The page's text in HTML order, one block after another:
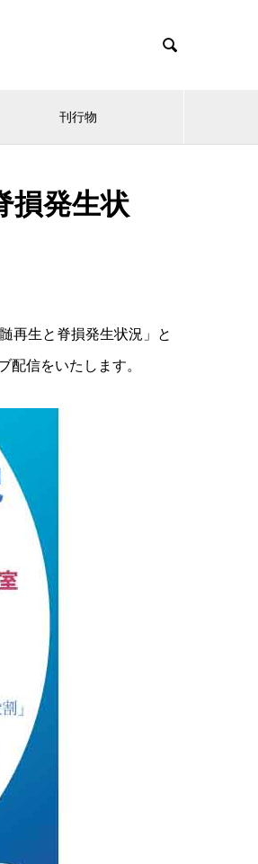

刊行物
損発生状
再生と脊損発生状況」と
配信をいたします。